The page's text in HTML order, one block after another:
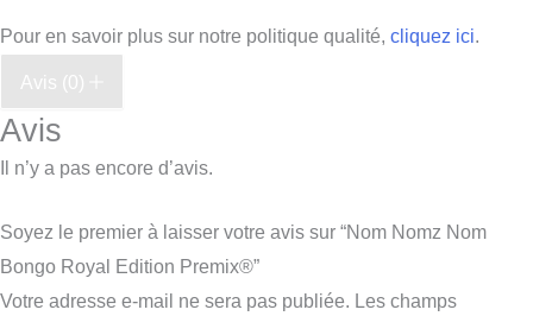
Pour en savoir plus sur notre politique qualité, cliquez ici.
Avis (0)
Avis
Il n’y a pas encore d’avis.
Soyez le premier à laisser votre avis sur “Nom Nomz Nom
Bongo Royal Edition Premix®”
Votre adresse e-mail ne sera pas publiée. Les champs